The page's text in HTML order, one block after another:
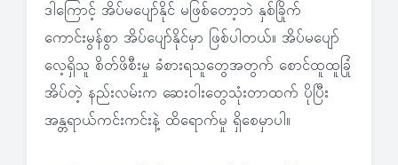
ဒါကြောင့် အိပ်မပျော်နိုင် မဖြစ်တော့ဘဲ နှစ်ခြိုက်
ကောင်းမွန်စွာ အိပ်ပျော်နိုင်မှာ ဖြစ်ပါတယ်။ အိပ်မပျော်
လေ့ရှိသူ စိတ်ဖိစီးမှု ခံစားရသူတွေအတွက် စောင်ထူထူခြုံ
အိပ်တဲ့ နည်းလမ်းက ဆေးဝါးတွေသုံးတာထက် ပိုပြီး
အန္တရာယ်ကင်းကင်းနဲ့ ထိရောက်မှု ရှိစေမှာပါ။